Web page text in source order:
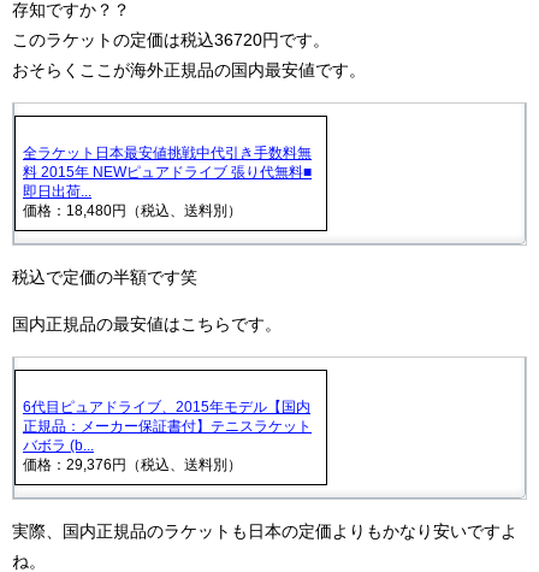
存知ですか？？
このラケットの定価は税込36720円です。
おそらくここが海外正規品の国内最安値です。
全ラケット日本最安値挑戦中代引き手数料無
料 2015年 NEWピュアドライブ 張り代無料■
即日出荷...
価格：18,480円（税込、送料別）
税込で定価の半額です笑
国内正規品の最安値はこちらです。
6代目ピュアドライブ、2015年モデル【国内
正規品：メーカー保証書付】テニスラケット
バボラ (b...
価格：29,376円（税込、送料別）
実際、国内正規品のラケットも日本の定価よりもかなり安いですよ
ね。